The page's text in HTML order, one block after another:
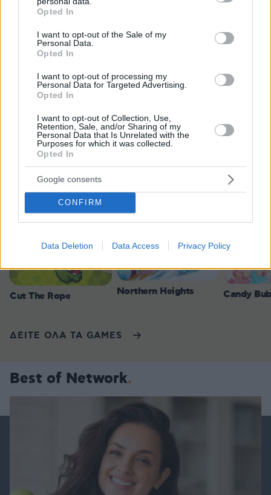
grant or deny consent to Google and its third-party tags to
use your data for below specified purposes in below Google
consent section.
Opted In
I want to opt-out of the Sale of my
Personal Data.
Opted In
I want to opt-out of processing my
Personal Data for Targeted Advertising.
Opted In
I want to opt-out of Collection, Use,
Retention, Sale, and/or Sharing of my
Personal Data that Is Unrelated with the
Purposes for which it was collected.
Opted In
Google consents
CONFIRM
Data Deletion Data Access Privacy Policy
06.08.2026, 12:32
Ο Γιάννης Στάνκογλου δημοσίευσε
μακριά μαλλιά: Αναμνήσεις, έγραψε
07.08.2026, 09:09
Games
Cut The Rope Northern Heights Candy
ΔΕΙΤΕ ΟΛΑ ΤΑ GAMES
Best of Network